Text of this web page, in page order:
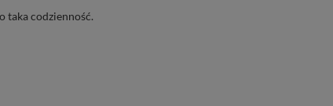
taka codzienność.